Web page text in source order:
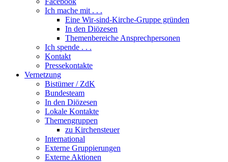
Ich mache mit . . .
Eine Wir-sind-Kirche-Gruppe gründen
In den Diözesen
Themenbereiche Ansprechpersonen
Ich spende . . .
Kontakt
Pressekontakte
Vernetzung
Bistümer / ZdK
Bundesteam
In den Diözesen
Lokale Kontakte
Themengruppen
zu Kirchensteuer
International
Externe Gruppierungen
Externe Aktionen